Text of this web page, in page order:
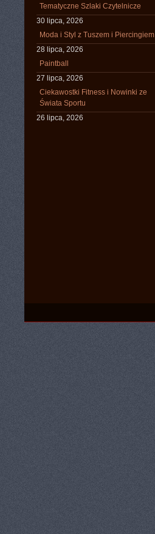
Tematyczne Szlaki Czytelnicze
30 lipca, 2026
Moda i Styl z Tuszem i Piercingiem
28 lipca, 2026
Paintball
27 lipca, 2026
Ciekawostki Fitness i Nowinki ze
Świata Sportu
26 lipca, 2026